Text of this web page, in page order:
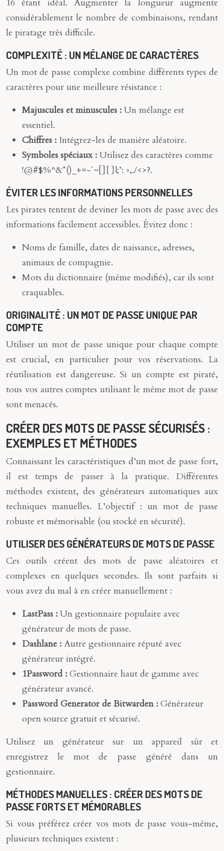
16 étant idéal. Augmenter la longueur augmente
considérablement le nombre de combinaisons, rendant
le piratage très difficile.
COMPLEXITÉ : UN MÉLANGE DE CARACTÈRES
Un mot de passe complexe combine différents types de
caractères pour une meilleure résistance :
Majuscules et minuscules : Un mélange est
essentiel.
Chiffres : Intégrez-les de manière aléatoire.
Symboles spéciaux : Utilisez des caractères comme
!@#$%^&*()_+=-`~[]{}|;’: »,./<>?.
ÉVITER LES INFORMATIONS PERSONNELLES
Les pirates tentent de deviner les mots de passe avec des
informations facilement accessibles. Évitez donc :
Noms de famille, dates de naissance, adresses,
animaux de compagnie.
Mots du dictionnaire (même modifiés), car ils sont
craquables.
ORIGINALITÉ : UN MOT DE PASSE UNIQUE PAR
COMPTE
Utiliser un mot de passe unique pour chaque compte
est crucial, en particulier pour vos réservations. La
réutilisation est dangereuse. Si un compte est piraté,
tous vos autres comptes utilisant le même mot de passe
sont menacés.
CRÉER DES MOTS DE PASSE SÉCURISÉS :
EXEMPLES ET MÉTHODES
Connaissant les caractéristiques d’un mot de passe fort,
il est temps de passer à la pratique. Différentes
méthodes existent, des générateurs automatiques aux
techniques manuelles. L’objectif : un mot de passe
robuste et mémorisable (ou stocké en sécurité).
UTILISER DES GÉNÉRATEURS DE MOTS DE PASSE
Ces outils créent des mots de passe aléatoires et
complexes en quelques secondes. Ils sont parfaits si
vous avez du mal à en créer manuellement :
LastPass : Un gestionnaire populaire avec
générateur de mots de passe.
Dashlane : Autre gestionnaire réputé avec
générateur intégré.
1Password : Gestionnaire haut de gamme avec
générateur avancé.
Password Generator de Bitwarden : Générateur
open source gratuit et sécurisé.
Utilisez un générateur sur un appareil sûr et
enregistrez le mot de passe généré dans un
gestionnaire.
MÉTHODES MANUELLES : CRÉER DES MOTS DE
PASSE FORTS ET MÉMORABLES
Si vous préférez créer vos mots de passe vous-même,
plusieurs techniques existent :